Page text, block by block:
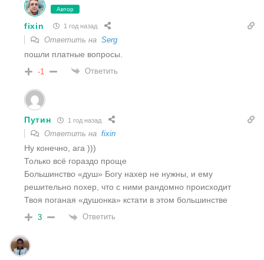
Автор
fixin 1 год назад
Ответить на Serg
пошли платные вопросы.
-1 Ответить
Путин 1 год назад
Ответить на fixin
Ну конечно, ага )))
Только всё гораздо проще
Большинство «душ» Богу нахер не нужны, и ему
решительно похер, что с ними рандомно происходит
Твоя поганая «душонка» кстати в этом большинстве
3 Ответить